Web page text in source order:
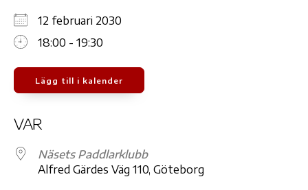
12 februari 2030
18:00 - 19:30
Lägg till i kalender
VAR
Näsets Paddlarklubb
Alfred Gärdes Väg 110, Göteborg